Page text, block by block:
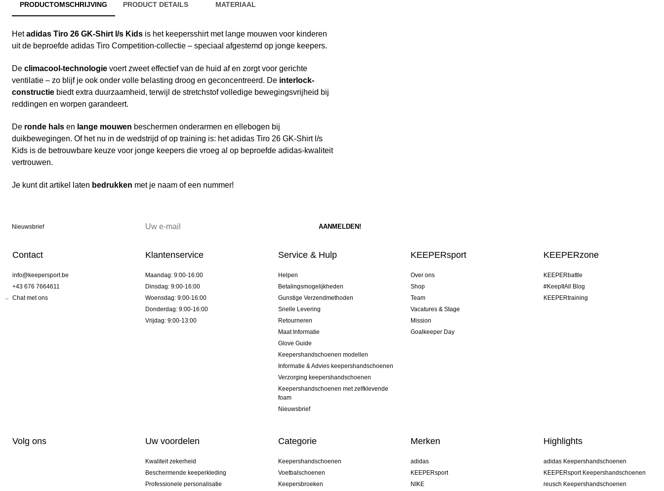
PRODUCTOMSCHRIJVING PRODUCT DETAILS MATERIAAL
Hetadidas Tiro 26 GK-Shirt l/s Kids is het keepersshirt met lange mouwen voor kinderen
uit de beproefde adidas Tiro Competition-collectie – speciaal afgestemd op jonge keepers.
De climacool-technologie voert zweet effectief van de huid af en zorgt voor gerichte
ventilatie – zo blijf je ook onder volle belasting droog en geconcentreerd. De interlock-
constructie biedt extra duurzaamheid, terwijl de stretchstof volledige bewegingsvrijheid bij
reddingen en worpen garandeert.
De ronde hals en lange mouwen beschermen onderarmen en ellebogen bij
duikbewegingen. Of het nu in de wedstrijd of op training is: het adidas Tiro 26 GK-Shirt l/s
Kids is de betrouwbare keuze voor jonge keepers die vroeg al op beproefde adidas-kwaliteit
vertrouwen.
Je kunt dit artikel laten bedrukken met je naam of een nummer!
Nieuwsbrief
Contact
info@keepersport.be
+43 676 7664611
Chat met ons
Klantenservice
Maandag: 9:00-16:00
Dinsdag: 9:00-16:00
Woensdag: 9:00-16:00
Donderdag: 9:00-16:00
Vrijdag: 9:00-13:00
Service & Hulp
Helpen
Betalingsmogelijkheden
Gunstige Verzendmethoden
Snelle Levering
Retourneren
Maat Informatie
Glove Guide
Keepershandschoenen modellen
Informatie & Advies keepershandschoenen
Verzorging keepershandschoenen
Keepershandschoenen met zelfklevende
foam
Nieuwsbrief
KEEPERsport
Over ons
Shop
Team
Vacatures & Stage
Mission
Goalkeeper Day
KEEPERzone
KEEPERbattle
#KeepItAll Blog
KEEPERtraining
Volg ons Uw voordelen
Kwaliteit zekerheid
Beschermende keeperkleding
Professionele personalisatie
Categorie
Keepershandschoenen
Voetbalschoenen
Keepersbroeken
Merken
adidas
KEEPERsport
NIKE
Highlights
adidas Keepershandschoenen
KEEPERsport Keepershandschoenen
reusch Keepershandschoenen